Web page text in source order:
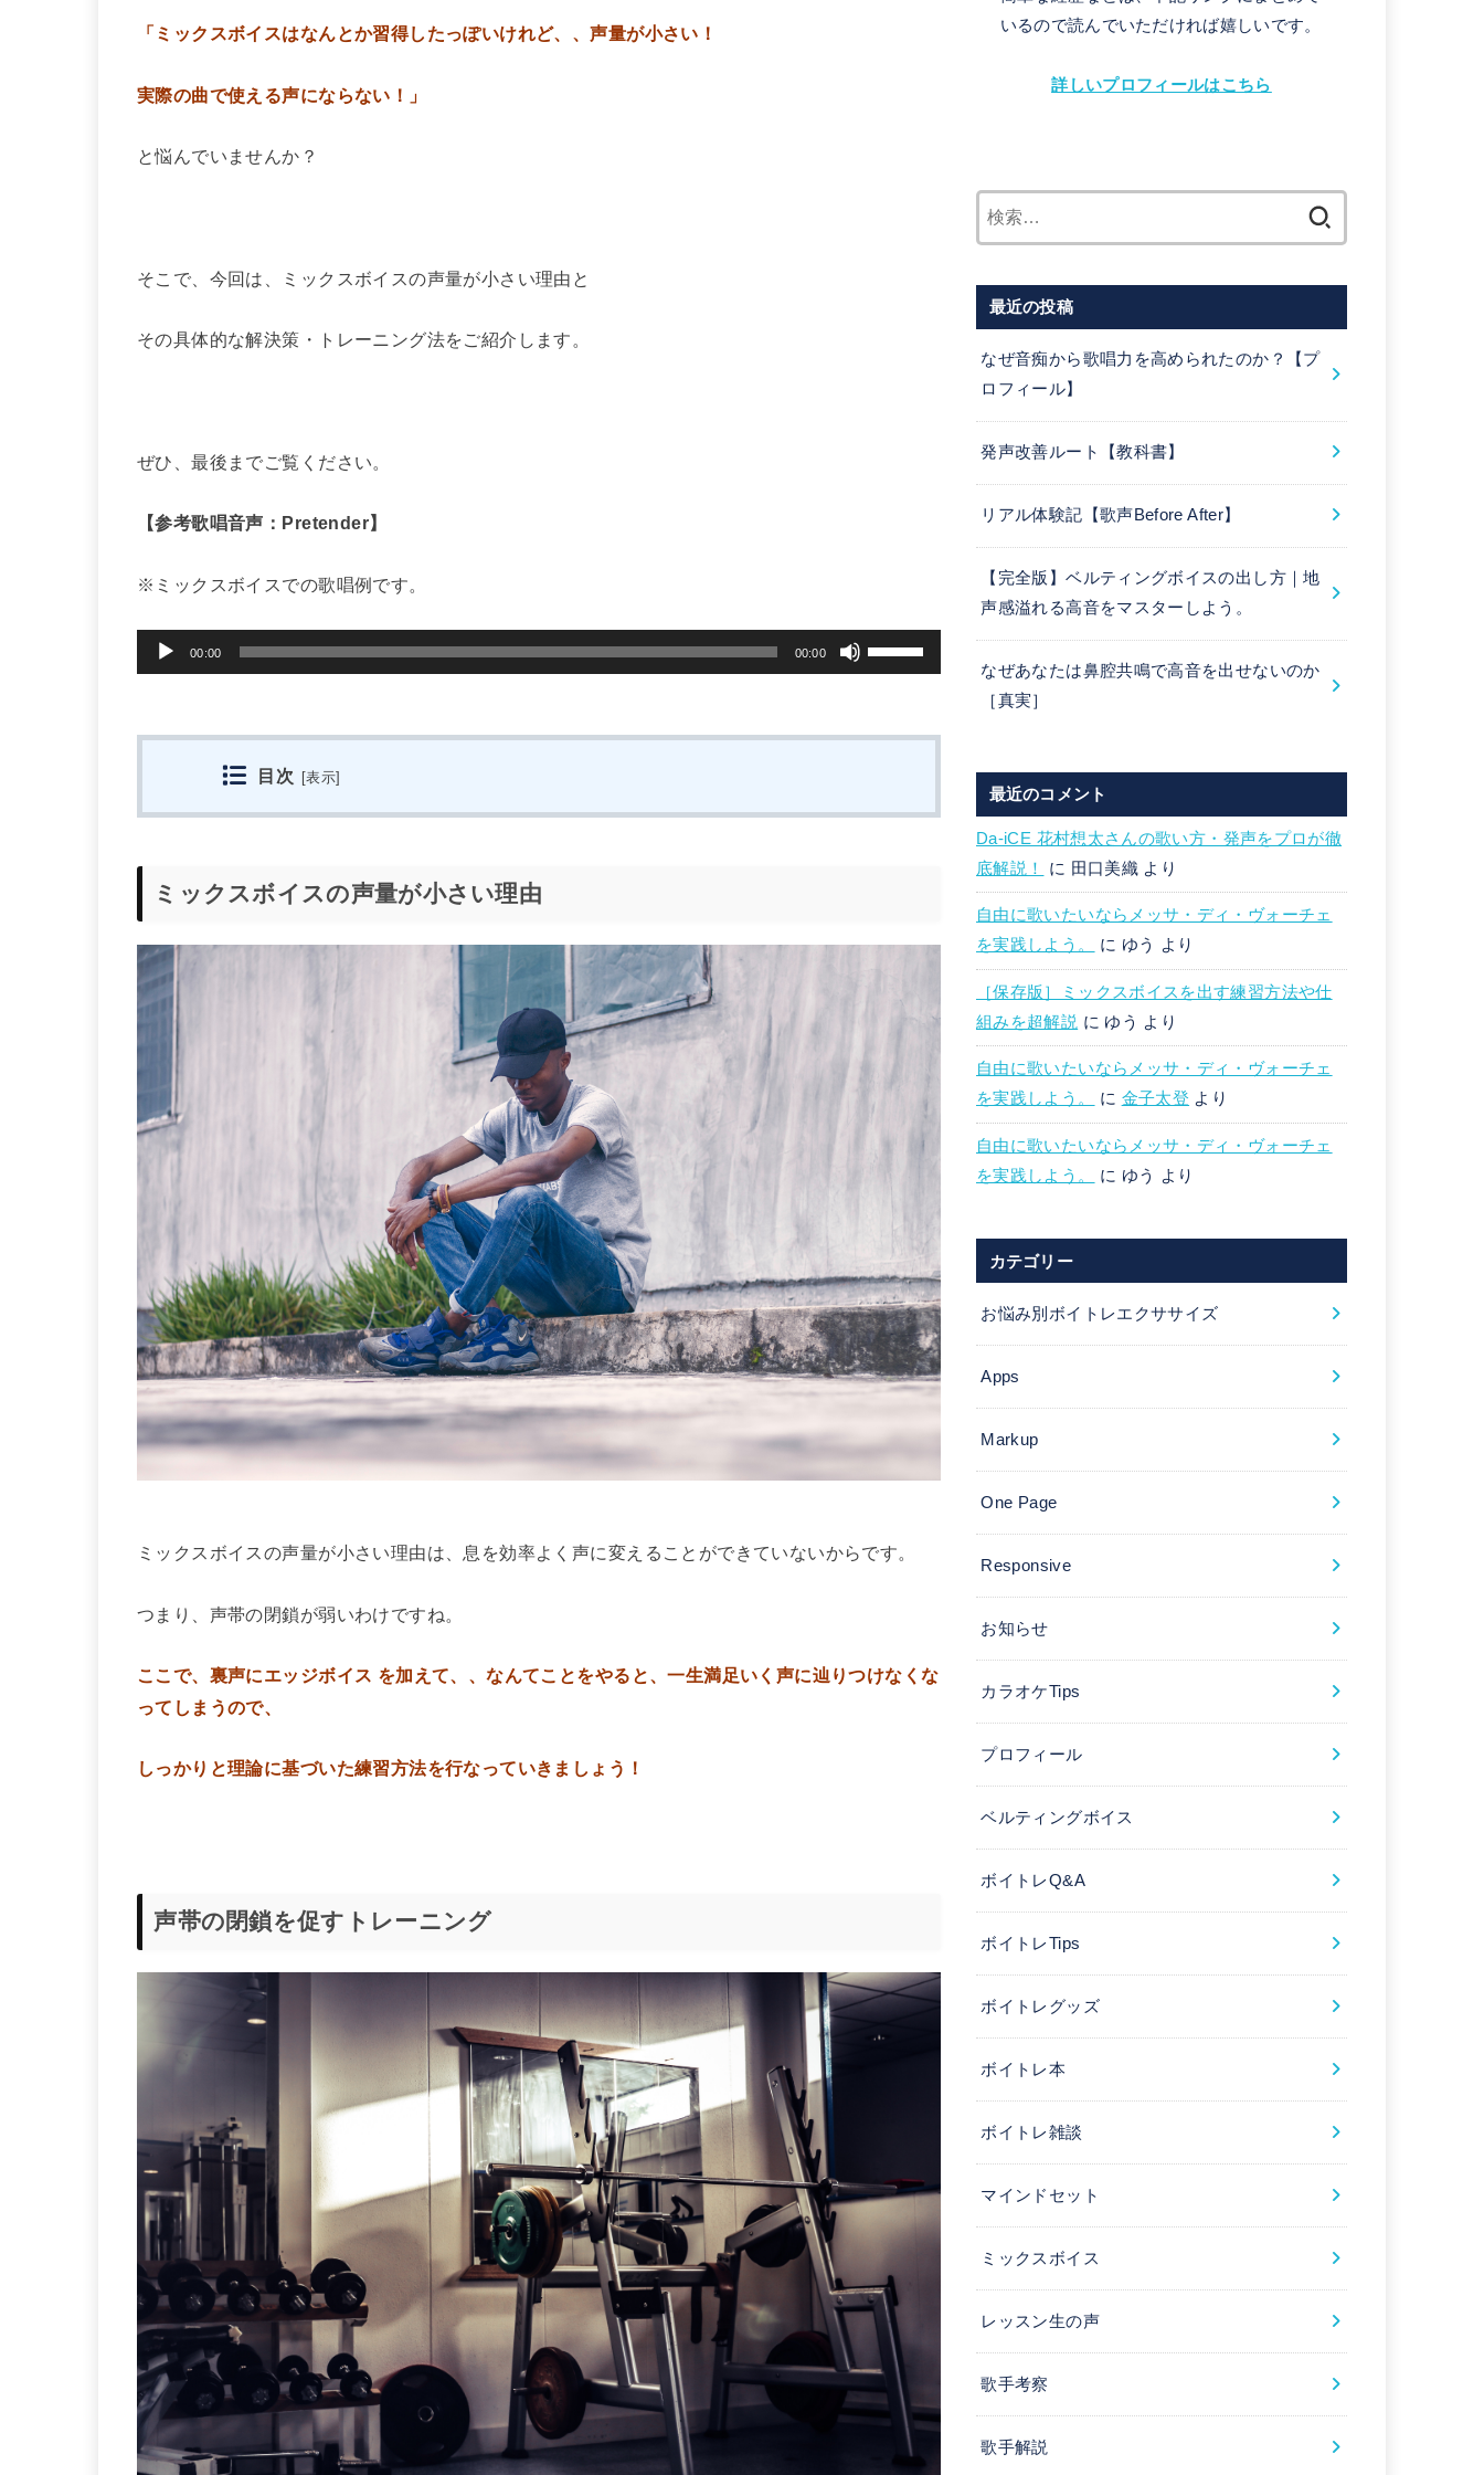
「ミックスボイスはなんとか習得したっぽいけれど、、声量が小さい！
実際の曲で使える声にならない！」
と悩んでいませんか？
そこで、今回は、ミックスボイスの声量が小さい理由と
その具体的な解決策・トレーニング法をご紹介します。
ぜひ、最後までご覧ください。
【参考歌唱音声：Pretender】
※ミックスボイスでの歌唱例です。
声
ヤ
00:00 00:00
ボ
リ
調
ー
を
て
く
だ
さ
目次 [表示
ミックスボイスの声量が小さい理由
ミックスボイスの声量が小さい理由は、息を効率よく声に変えることができていないからです。
つまり、声帯の閉鎖が弱いわけですね。
ここで、裏声にエッジボイス を加えて、、なんてことをやると、一生満足いく声に辿りつけなくな
ってしまうので、
しっかりと理論に基づいた練習方法を行なっていきましょう！
声帯の閉鎖を促すトレーニング
いるので読んでいただければ嬉しいです。
詳しいプロフィールはこちら
最近の投稿
なぜ音痴から歌唱力を高められたのか？【プ
ロフィール】
発声改善ルート【教科書】
リアル体験記【歌声Before After】
【完全版】ベルティングボイスの出し方｜地
声感溢れる高音をマスターしよう。
なぜあなたは鼻腔共鳴で高音を出せないのか
［真実］
最近のコメント
Da-iCE 花村想太さんの歌い方・発声をプロが徹
底解説！
に 田口美織 より
自由に歌いたいならメッサ・ディ・ヴォーチェ
を実践しよう。
に ゆう より
［保存版］ミックスボイスを出す練習方法や仕
組みを超解説 に ゆう より
自由に歌いたいならメッサ・ディ・ヴォーチェ
を実践しよう。
に 金子太登 より
自由に歌いたいならメッサ・ディ・ヴォーチェ
を実践しよう。
に ゆう より
カテゴリー
お悩み別ボイトレエクササイズ
Apps
Markup
One Page
Responsive
お知らせ
カラオケTips
プロフィール
ベルティングボイス
ボイトレQ&A
ボイトレTips
ボイトレグッズ
ボイトレ本
ボイトレ雑談
マインドセット
ミックスボイス
レッスン生の声
歌手考察
歌手解説